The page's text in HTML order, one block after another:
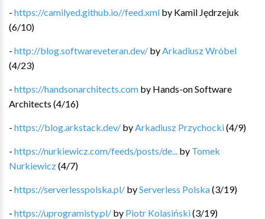
- https://camilyed.github.io//feed.xml by Kamil Jędrzejuk
(6/10)
- http://blog.softwareveteran.dev/ by Arkadiusz Wróbel
(4/23)
- https://handsonarchitects.com by Hands-on Software
Architects (4/16)
- https://blog.arkstack.dev/ by Arkadiusz Przychocki(4/9)
- https://nurkiewicz.com/feeds/posts/de... by Tomek
Nurkiewicz(4/7)
- https://serverlesspolska.pl/ byServerless Polska(3/19)
- https://uprogramisty.pl/ by Piotr Kolasiński(3/19)